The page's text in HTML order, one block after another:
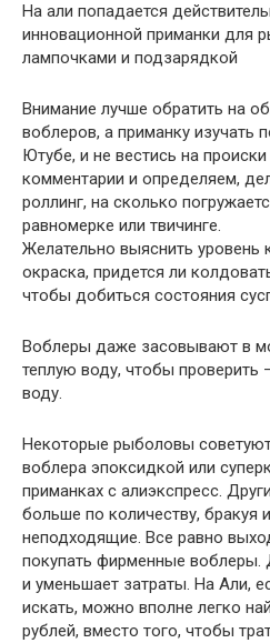
На али попадается
инновационной приманки для
лампочками и подзарядкой
Внимание лучше обратить на
воблеров, а приманку изучать
Ютубе, и не вестись на
комментарии и определяем,
роллинг, на сколько
равномерке или твичинге.
Желательно выяснить уровень
окраска, придется ли
чтобы добиться состояния
Воблеры даже засовывают в
теплую воду, чтобы проверить
воду.
Некоторые рыболовы
воблера эпоксидкой или
приманках с алиэкспресс.
больше по количеству, бракуя
неподходящие. Все равно
покупать фирменные воблеры.
и уменьшает затраты. На Али,
искать, можно вполне легко
рублей, вместо того, чтобы